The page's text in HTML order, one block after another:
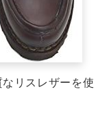
なリスレザーを使